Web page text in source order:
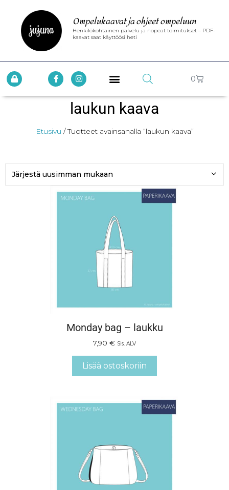
Ompelukaavat ja ohjeet ompeluun
Henkilökohtainen palvelu ja nopeat toimitukset – PDF-
kaavat saat käyttöösi heti
0
laukun kaava
Etusivu / Tuotteet avainsanalla “laukun kaava”
Monday bag – laukku
7,90 € Sis. ALV
Lisää ostoskoriin